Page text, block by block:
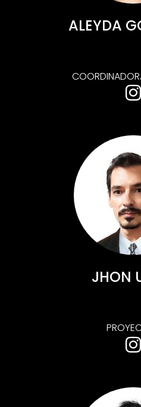
ALEYDA
JHON